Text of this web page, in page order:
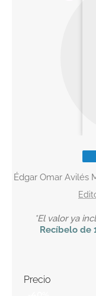
Édgar Omar Avilés
*El valor ya
Recíbelo de
Precio